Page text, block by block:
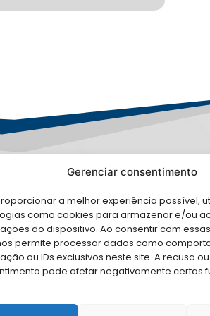
Gerenciar consentimento
a melhor experiência possível,
como cookies para armazenar e/ou
do dispositivo. Ao consentir com
permite processar dados como
ou IDs exclusivos neste site. A recusa
pode afetar negativamente certas
CONOSCO
Apoio Institucional da AMB
seu evento